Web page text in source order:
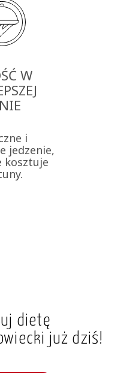
W
i
jedzenie,
kosztuje
dietę
już dziś!